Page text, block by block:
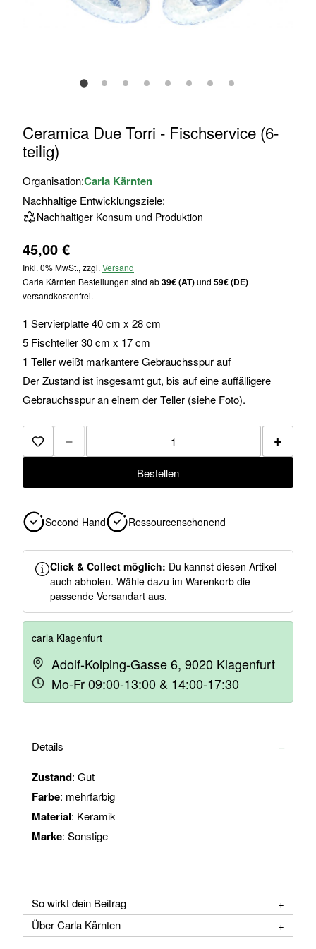
Anfang
der
springen
Ceramica Due Torri - Fischservice (6-
teilig)
Organisation:Carla Kärnten
Nachhaltige Entwicklungsziele:
Nachhaltiger Konsum und Produktion
45,00 €
Inkl. 0% MwSt., zzgl. Versand
Carla Kärnten Bestellungen sind ab39€ (AT)und 59€ (DE)
versandkostenfrei.
1 Servierplatte 40 cm x 28 cm
5 Fischteller 30 cm x 17 cm
1 Teller weißt markantere Gebrauchsspur auf
Der Zustand ist insgesamt gut, bis auf eine auffälligere
Gebrauchsspur an einem der Teller (siehe Foto).
Zur Merkliste hinzufügen
− +
Bestellen
Second Hand Ressourcenschonend
Click & Collect möglich: Du kannst diesen Artikel
auch abholen. Wähle dazu im Warenkorb die
passende Versandart aus.
carla Klagenfurt
Adolf-Kolping-Gasse 6, 9020 Klagenfurt
Mo-Fr 09:00-13:00 & 14:00-17:30
Details
Zustand: Gut
Farbe: mehrfarbig
Material: Keramik
Marke: Sonstige
So wirkt dein Beitrag
Über Carla Kärnten